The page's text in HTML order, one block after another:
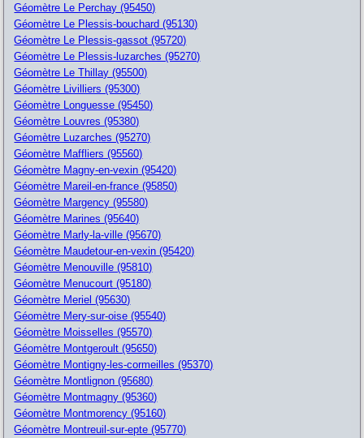
Géomètre Le Perchay (95450)
Géomètre Le Plessis-bouchard (95130)
Géomètre Le Plessis-gassot (95720)
Géomètre Le Plessis-luzarches (95270)
Géomètre Le Thillay (95500)
Géomètre Livilliers (95300)
Géomètre Longuesse (95450)
Géomètre Louvres (95380)
Géomètre Luzarches (95270)
Géomètre Maffliers (95560)
Géomètre Magny-en-vexin (95420)
Géomètre Mareil-en-france (95850)
Géomètre Margency (95580)
Géomètre Marines (95640)
Géomètre Marly-la-ville (95670)
Géomètre Maudetour-en-vexin (95420)
Géomètre Menouville (95810)
Géomètre Menucourt (95180)
Géomètre Meriel (95630)
Géomètre Mery-sur-oise (95540)
Géomètre Moisselles (95570)
Géomètre Montgeroult (95650)
Géomètre Montigny-les-cormeilles (95370)
Géomètre Montlignon (95680)
Géomètre Montmagny (95360)
Géomètre Montmorency (95160)
Géomètre Montreuil-sur-epte (95770)